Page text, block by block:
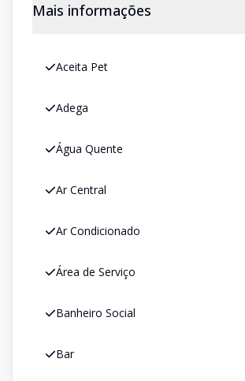
Mais informações
Aceita Pet
Adega
Água Quente
Ar Central
Ar Condicionado
Área de Serviço
Banheiro Social
Bar